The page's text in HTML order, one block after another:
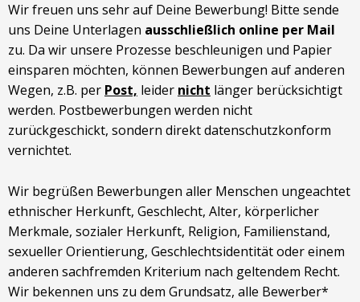
Wir freuen uns sehr auf Deine Bewerbung! Bitte sende
uns Deine Unterlagen ausschließlich online per Mail
zu. Da wir unsere Prozesse beschleunigen und Papier
einsparen möchten, können Bewerbungen auf anderen
Wegen, z.B. per Post, leider nicht länger berücksichtigt
werden. Postbewerbungen werden nicht
zurückgeschickt, sondern direkt datenschutzkonform
vernichtet.
Wir begrüßen Bewerbungen aller Menschen ungeachtet
ethnischer Herkunft, Geschlecht, Alter, körperlicher
Merkmale, sozialer Herkunft, Religion, Familienstand,
sexueller Orientierung, Geschlechtsidentität oder einem
anderen sachfremden Kriterium nach geltendem Recht.
Wir bekennen uns zu dem Grundsatz, alle Bewerber*